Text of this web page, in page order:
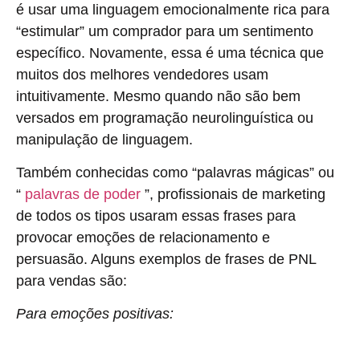
é usar uma linguagem emocionalmente rica para
“estimular” um comprador para um sentimento
específico. Novamente, essa é uma técnica que
muitos dos melhores vendedores usam
intuitivamente. Mesmo quando não são bem
versados ​​em programação neurolinguística ou
manipulação de linguagem.
Também conhecidas como “palavras mágicas” ou
“ palavras de poder ”, profissionais de marketing
de todos os tipos usaram essas frases para
provocar emoções de relacionamento e
persuasão. Alguns exemplos de frases de PNL
para vendas são:
Para emoções positivas: